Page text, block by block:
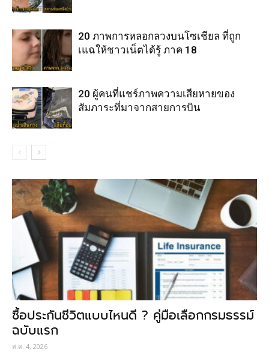
20 ภาพการหลอกลวงบนโซเชียล ที่ถูก
เแฉให้ชาวเน็ตได้รู้ ภาค 18
20 ผู้คนที่แชร์ภาพความเสียหายของ
สัมภาระที่มาจากสายการบิน
ซื้อประกันชีวิตแบบไหนดี ? คู่มือเลือกกรมธรรม์
ฉบับแรก
ส.ค. 4, 2026